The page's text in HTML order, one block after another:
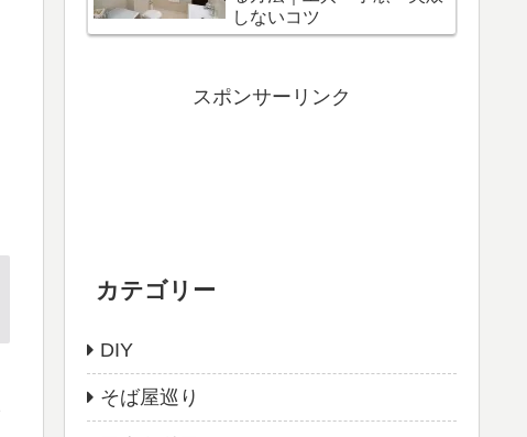
しないコツ
スポンサーリンク
カテゴリー
DIY
そば屋巡り